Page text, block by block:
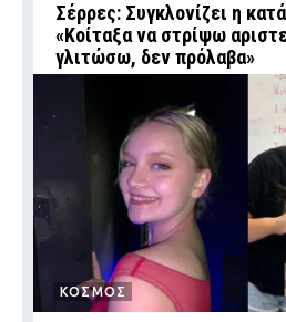
Σέρρες: Συγκλονίζει η
«Κοίταξα να στρίψω
γλιτώσω, δεν πρόλαβα»
ΚΟΣΜΟΣ